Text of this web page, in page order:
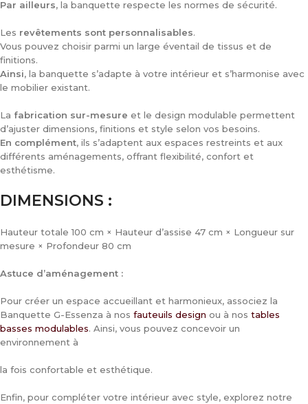
Par ailleurs, la banquette respecte les normes de sécurité.
Les revêtements sont personnalisables.
Vous pouvez choisir parmi un large éventail de tissus et de
finitions.
Ainsi, la banquette s’adapte à votre intérieur et s’harmonise avec
le mobilier existant.
La fabrication sur-mesure et le design modulable permettent
d’ajuster dimensions, finitions et style selon vos besoins.
En complément, ils s’adaptent aux espaces restreints et aux
différents aménagements, offrant flexibilité, confort et
esthétisme.
DIMENSIONS :
Hauteur totale 100 cm × Hauteur d’assise 47 cm × Longueur sur
mesure × Profondeur 80 cm
Astuce d’aménagement :
Pour créer un espace accueillant et harmonieux, associez la
Banquette G-Essenza à nos fauteuils design ou à nos tables
basses modulables. Ainsi, vous pouvez concevoir un
environnement à
la fois confortable et esthétique.
Enfin, pour compléter votre intérieur avec style, explorez notre